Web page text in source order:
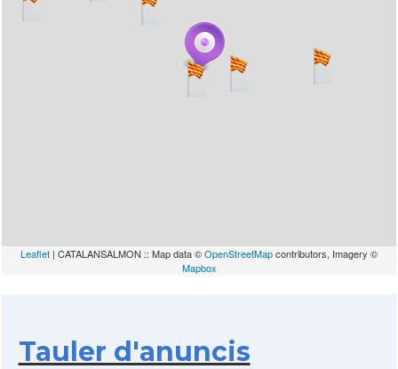
Leaflet | CATALANSALMON :: Map data ©OpenStreetMapcontributors, Imagery ©
Mapbox
Tauler d'anuncis